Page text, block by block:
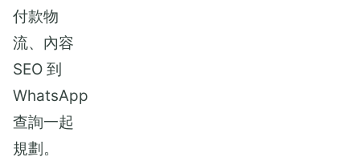
付款物
流、內容
SEO 到
WhatsApp
查詢一起
規劃。